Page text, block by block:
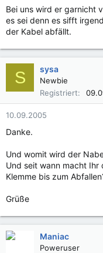
Bei uns wird er garnicht
es sei denn es sifft
der Kabel abfällt.
S sysa
Newbie
Registriert
10.09.2005
Danke.
Und womit wird der
Und seit wann macht Ihr
Klemme bis zum
Grüße
Maniac
Poweruser